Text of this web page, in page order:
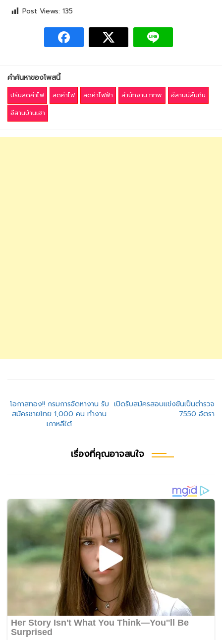
Post Views: 135
คำค้นหาของโพสนี้
ปรับลดค่าไฟ ลดค่าไฟ ลดค่าไฟฟ้า สำนักงาน กกพ.
อีสานบ่ลืมถิ่น
อีสานบ้านเฮา
แนะแนว
เรื่อง
โอกาสทอง!! กรมการจัดหางาน รับ
สมัครชายไทย 1,000 คน ทำงาน
เกาหลีใต้
เปิดรับสมัครสอบแข่งขันเป็นตำรวจ
7550 อัตรา
เรื่องที่คุณอาจสนใจ